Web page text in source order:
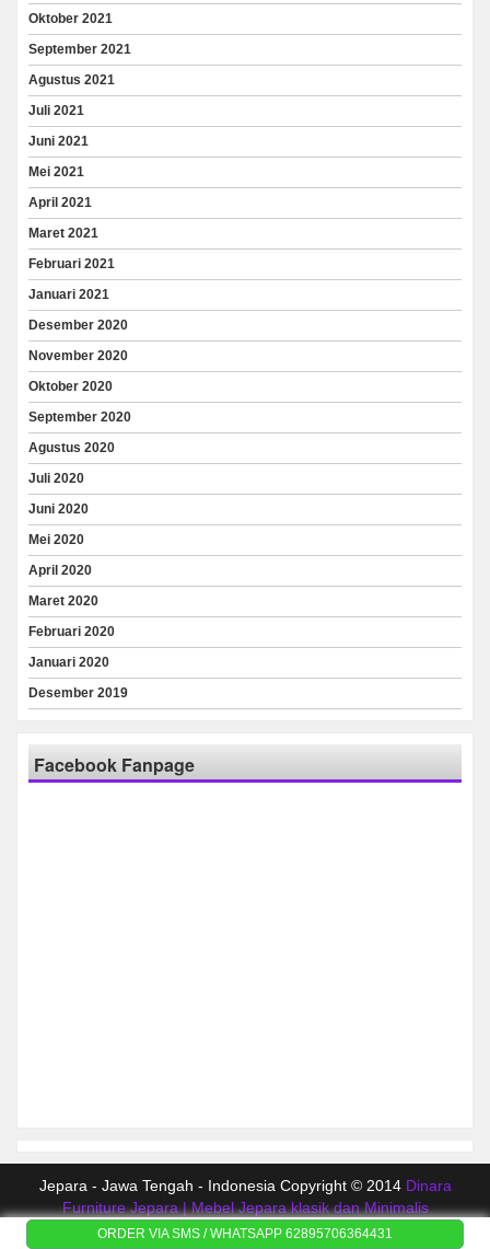
Oktober 2021
September 2021
Agustus 2021
Juli 2021
Juni 2021
Mei 2021
April 2021
Maret 2021
Februari 2021
Januari 2021
Desember 2020
November 2020
Oktober 2020
September 2020
Agustus 2020
Juli 2020
Juni 2020
Mei 2020
April 2020
Maret 2020
Februari 2020
Januari 2020
Desember 2019
Facebook Fanpage
ORDER VIA SMS / WHATSAPP 62895706364431
Jepara - Jawa Tengah - Indonesia Copyright © 2014 Dinara
Furniture Jepara | Mebel Jepara klasik dan Minimalis